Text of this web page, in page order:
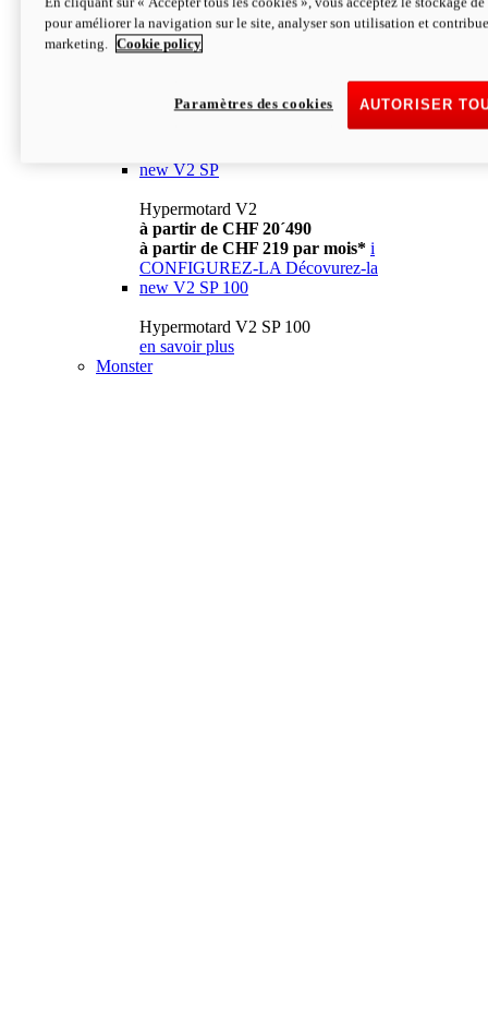
à partir de CHF 13´990 i
CONFIGUREZ-LA Décovurez-la
newV2
à partir de CHF 15´990
à partir de CHF 169 par mois* i
new V2 SP
Hypermotard V2
à partir de CHF 20´490
à partir de CHF 219 par mois* i
CONFIGUREZ-LA Décovurez-la
new V2 SP 100
Hypermotard V2 SP 100
en savoir plus
Monster
pour améliorer la navigation sur le site, analyser son utilisation et
marketing.
Cookie policy
AUTORISER
Paramètres des cookies